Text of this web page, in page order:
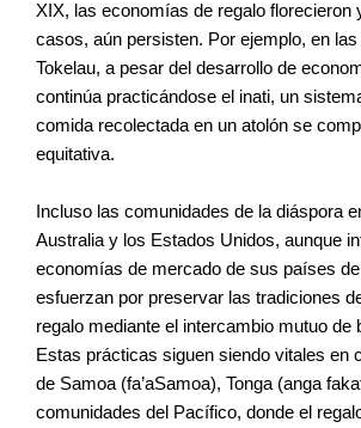
XIX, las economías de regalo florecieron
casos, aún persisten. Por ejemplo, en
Tokelau, a pesar del desarrollo de
continúa practicándose el inati, un
comida recolectada en un atolón se
equitativa.
Incluso las comunidades de la diáspora
Australia y los Estados Unidos, aunque
economías de mercado de sus países
esfuerzan por preservar las tradiciones
regalo mediante el intercambio mutuo de
Estas prácticas siguen siendo vitales en
de Samoa (fa’aSamoa), Tonga (anga
comunidades del Pacífico, donde el